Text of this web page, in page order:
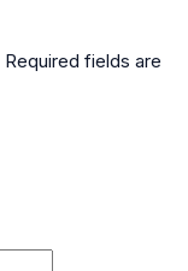
Required fields are